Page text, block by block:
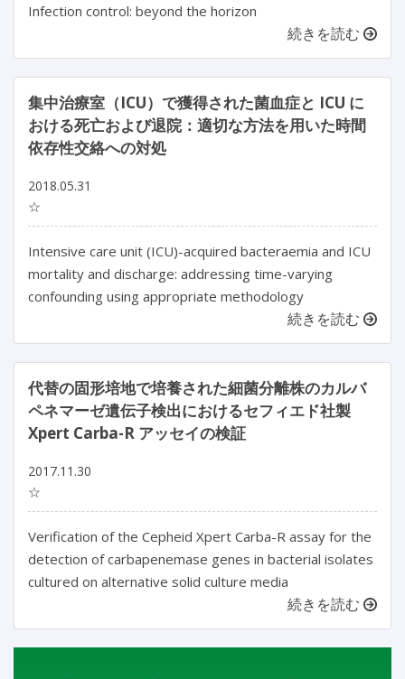
Infection control: beyond the horizon
続きを読む
集中治療室（ICU）で獲得された菌血症と ICU に
おける死亡および退院：適切な方法を用いた時間
依存性交絡への対処
2018.05.31
☆
Intensive care unit (ICU)-acquired bacteraemia and ICU
mortality and discharge: addressing time-varying
confounding using appropriate methodology
続きを読む
代替の固形培地で培養された細菌分離株のカルバ
ペネマーゼ遺伝子検出におけるセフィエド社製
Xpert Carba-R アッセイの検証
2017.11.30
☆
Verification of the Cepheid Xpert Carba-R assay for the
detection of carbapenemase genes in bacterial isolates
cultured on alternative solid culture media
続きを読む